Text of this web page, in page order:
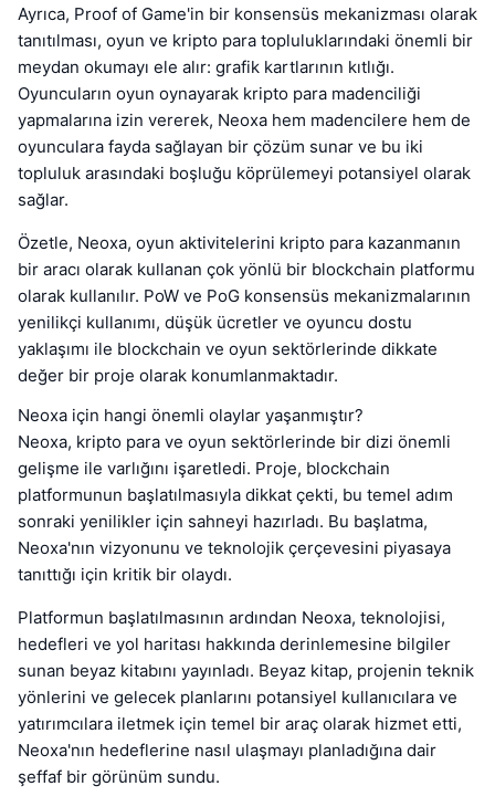
Ayrıca, Proof of Game'in bir konsensüs mekanizması olarak
tanıtılması, oyun ve kripto para topluluklarındaki önemli bir
meydan okumayı ele alır: grafik kartlarının kıtlığı.
Oyuncuların oyun oynayarak kripto para madenciliği
yapmalarına izin vererek, Neoxa hem madencilere hem de
oyunculara fayda sağlayan bir çözüm sunar ve bu iki
topluluk arasındaki boşluğu köprülemeyi potansiyel olarak
sağlar.
Özetle, Neoxa, oyun aktivitelerini kripto para kazanmanın
bir aracı olarak kullanan çok yönlü bir blockchain platformu
olarak kullanılır. PoW ve PoG konsensüs mekanizmalarının
yenilikçi kullanımı, düşük ücretler ve oyuncu dostu
yaklaşımı ile blockchain ve oyun sektörlerinde dikkate
değer bir proje olarak konumlanmaktadır.
Neoxa için hangi önemli olaylar yaşanmıştır?
Neoxa, kripto para ve oyun sektörlerinde bir dizi önemli
gelişme ile varlığını işaretledi. Proje, blockchain
platformunun başlatılmasıyla dikkat çekti, bu temel adım
sonraki yenilikler için sahneyi hazırladı. Bu başlatma,
Neoxa'nın vizyonunu ve teknolojik çerçevesini piyasaya
tanıttığı için kritik bir olaydı.
Platformun başlatılmasının ardından Neoxa, teknolojisi,
hedefleri ve yol haritası hakkında derinlemesine bilgiler
sunan beyaz kitabını yayınladı. Beyaz kitap, projenin teknik
yönlerini ve gelecek planlarını potansiyel kullanıcılara ve
yatırımcılara iletmek için temel bir araç olarak hizmet etti,
Neoxa'nın hedeflerine nasıl ulaşmayı planladığına dair
şeffaf bir görünüm sundu.